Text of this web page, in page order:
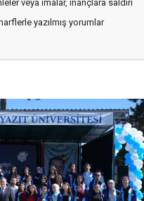
veya imalar, inançlara saldırı
yazılmış yorumlar